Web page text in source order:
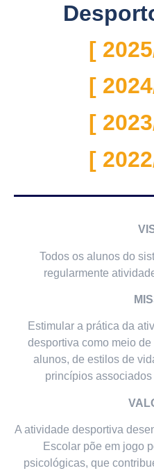
[
[
[
[
Todos os alunos do
regularmente
Estimular a prática da
desportiva como meio
alunos, de estilos de
princípios
A atividade desportiva
Escolar põe em jogo
psicológicas, que